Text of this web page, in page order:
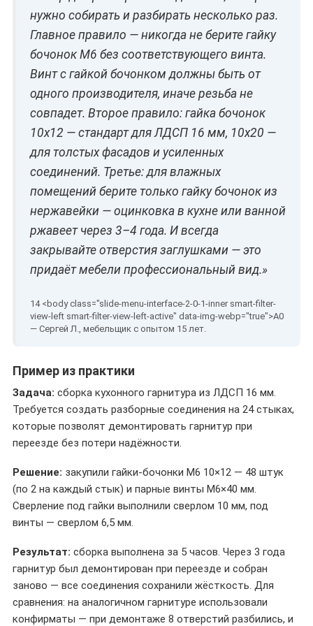
нужно собирать и разбирать несколько раз.
Главное правило — никогда не берите гайку
бочонок М6 без соответствующего винта.
Винт с гайкой бочонком должны быть от
одного производителя, иначе резьба не
совпадет. Второе правило: гайка бочонок
10х12 — стандарт для ЛДСП 16 мм, 10х20 —
для толстых фасадов и усиленных
соединений. Третье: для влажных
помещений берите только гайку бочонок из
нержавейки — оцинковка в кухне или ванной
ржавеет через 3–4 года. И всегда
закрывайте отверстия заглушками — это
придаёт мебели профессиональный вид.»
— Сергей Л., мебельщик с опытом 15 лет.
Пример из практики
Задача: сборка кухонного гарнитура из ЛДСП 16 мм.
Требуется создать разборные соединения на 24 стыках,
которые позволят демонтировать гарнитур при
переезде без потери надёжности.
Решение: закупили гайки-бочонки М6 10×12 — 48 штук
(по 2 на каждый стык) и парные винты М6×40 мм.
Сверление под гайки выполнили сверлом 10 мм, под
винты — сверлом 6,5 мм.
Результат: сборка выполнена за 5 часов. Через 3 года
гарнитур был демонтирован при переезде и собран
заново — все соединения сохранили жёсткость. Для
сравнения: на аналогичном гарнитуре использовали
конфирматы — при демонтаже 8 отверстий разбились, и